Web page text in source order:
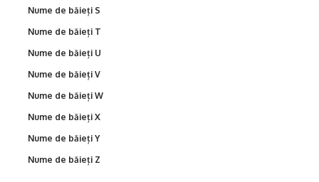
Nume de băieți S
Nume de băieți T
Nume de băieți U
Nume de băieți V
Nume de băieți W
Nume de băieți X
Nume de băieți Y
Nume de băieți Z